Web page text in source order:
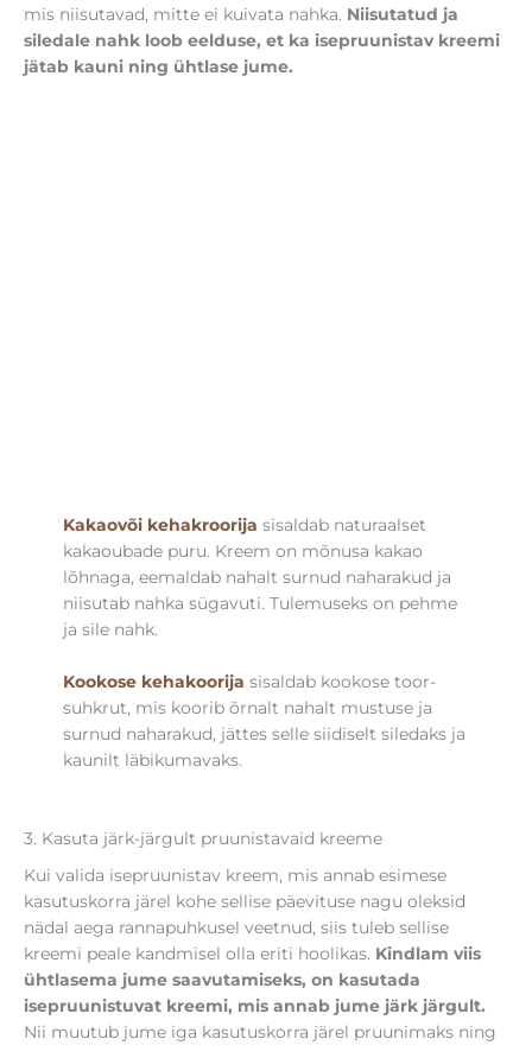
mis niisutavad, mitte ei kuivata nahka. Niisutatud ja
siledale nahk loob eelduse, et ka isepruunistav kreemi
jätab kauni ning ühtlase jume.
Kakaovõi kehakroorija sisaldab naturaalset
kakaoubade puru. Kreem on mõnusa kakao
lõhnaga, eemaldab nahalt surnud naharakud ja
niisutab nahka sügavuti. Tulemuseks on pehme
ja sile nahk.
Kookose kehakoorija sisaldab kookose toor-
suhkrut, mis koorib õrnalt nahalt mustuse ja
surnud naharakud, jättes selle siidiselt siledaks ja
kaunilt läbikumavaks.
3. Kasuta järk-järgult pruunistavaid kreeme
Kui valida isepruunistav kreem, mis annab esimese
kasutuskorra järel kohe sellise päevituse nagu oleksid
nädal aega rannapuhkusel veetnud, siis tuleb sellise
kreemi peale kandmisel olla eriti hoolikas. Kindlam viis
ühtlasema jume saavutamiseks, on kasutada
isepruunistuvat kreemi, mis annab jume järk järgult.
Nii muutub jume iga kasutuskorra järel pruunimaks ning